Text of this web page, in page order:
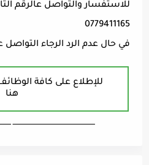
للاستفسار والتواصل عالرقم
0779411165
في حال عدم الرد الرجاء التواصل على
للإطلاع على كافة
هنا
ـــــــــــــــــــــــــــــــــــــــــــــــــــــــــــــــــــ